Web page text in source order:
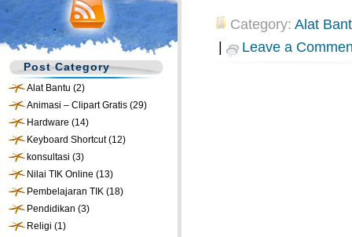
Post Category
Alat Bantu (2)
Animasi – Clipart Gratis (29)
Hardware (14)
Keyboard Shortcut(12)
konsultasi (3)
Nilai TIK Online (13)
Pembelajaran TIK (18)
Pendidikan (3)
Religi (1)
Category: Alat
Leave a